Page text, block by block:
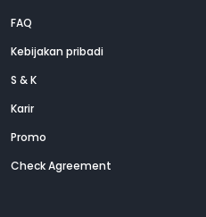
FAQ
Kebijakan pribadi
S & K
Karir
Promo
Check Agreement